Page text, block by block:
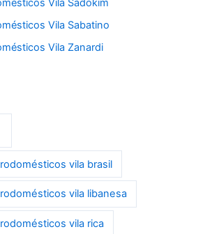
Vila Sadokim
Vila Sabatino
Vila Zanardi
vila brasil
vila libanesa
vila rica